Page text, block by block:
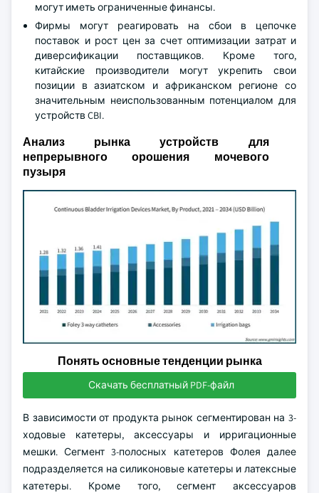
могут иметь ограниченные финансы.
Фирмы могут реагировать на сбои в цепочке
поставок и рост цен за счет оптимизации затрат и
диверсификации поставщиков. Кроме того,
китайские производители могут укрепить свои
позиции в азиатском и африканском регионе со
значительным неиспользованным потенциалом для
устройств CBI.
Анализ рынка устройств для
непрерывного орошения мочевого
пузыря
Понять основные тенденции рынка
Скачать бесплатный PDF-файл
В зависимости от продукта рынок сегментирован на 3-
ходовые катетеры, аксессуары и ирригационные
мешки. Сегмент 3-полосных катетеров Фолея далее
подразделяется на силиконовые катетеры и латексные
катетеры. Кроме того, сегмент аксессуаров